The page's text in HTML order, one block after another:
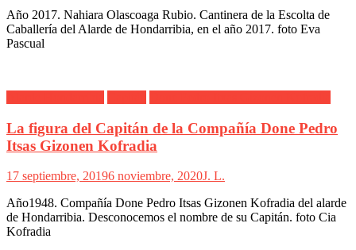
Año 2017. Nahiara Olascoaga Rubio. Cantinera de la Escolta de
Caballería del Alarde de Hondarribia, en el año 2017. foto Eva
Pascual
La figura del Capitán de la Compañía Done Pedro
Itsas Gizonen Kofradia
17 septiembre, 20196 noviembre, 2020J. L.
Año1948. Compañía Done Pedro Itsas Gizonen Kofradia del alarde
de Hondarribia. Desconocemos el nombre de su Capitán. foto Cia
Kofradia